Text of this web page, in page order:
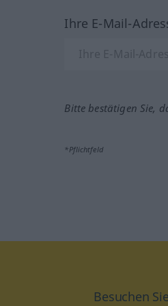
Ihre E-Mail-
Bitte bestätigen Sie,
*Pflichtfeld
Besuchen